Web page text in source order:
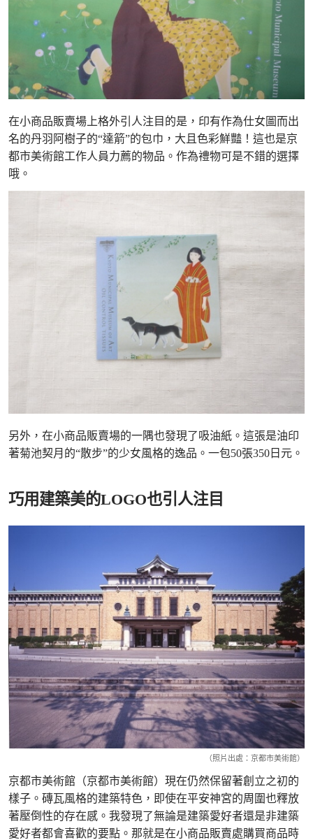
在小商品販賣場上格外引人注目的是，印有作為仕女圖而出
名的丹羽阿樹子的“達箭”的包巾，大且色彩鮮豔！這也是京
都市美術館工作人員力薦的物品。作為禮物可是不錯的選擇
哦。
另外，在小商品販賣場的一隅也發現了吸油紙。這張是油印
著菊池契月的“散步”的少女風格的逸品。一包50張350日元。
巧用建築美的LOGO也引人注目
（照片出處：京都市美術館）
京都市美術館（京都市美術館）現在仍然保留著創立之初的
樣子。磚瓦風格的建築特色，即使在平安神宮的周圍也釋放
著壓倒性的存在感。我發現了無論是建築愛好者還是非建築
愛好者都會喜歡的要點。那就是在小商品販賣處購買商品時